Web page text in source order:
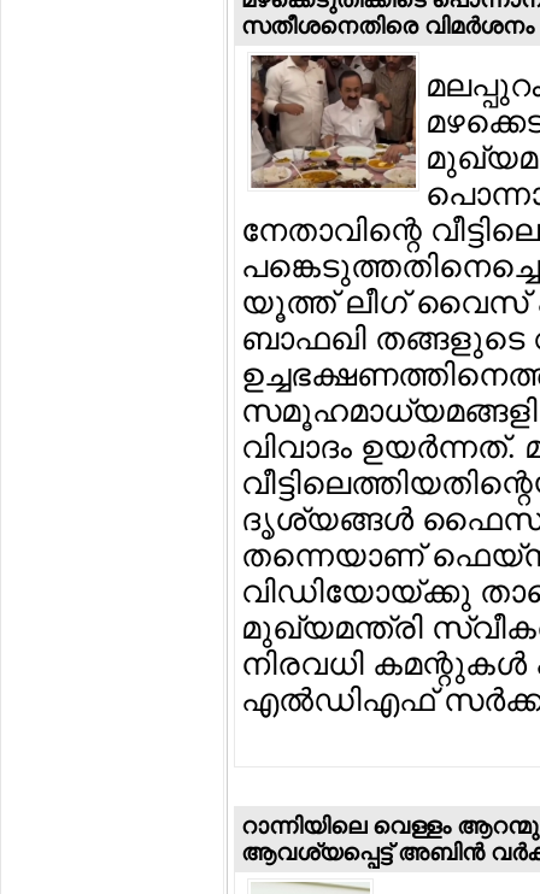
സതീശനെതിരെ വിമര്‍ശനം
നേതാവിന്റെ
യൂത്ത് ലീഗ്
ബാഫഖി തങ്ങളുടെ
വിവാദം ഉയര്‍ന്നത്.
ദൃശ്യങ്ങള്‍
തന്നെയാണ്
വിഡിയോയ്ക്കു
മുഖ്യമന്ത്രി
നിരവധി കമന്റുകള്‍
എല്‍ഡിഎഫ്
റാന്നിയിലെ വെള്ളം
ആവശ്യപ്പെട്ട് അബിന്‍